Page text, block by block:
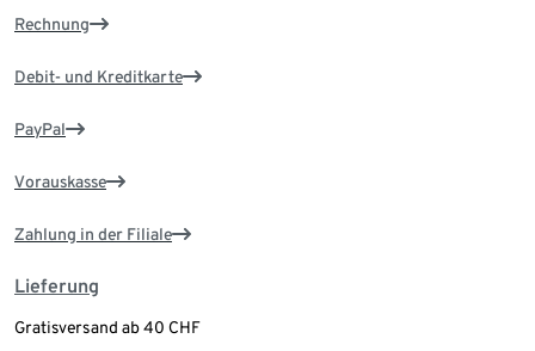
Rechnung
Debit- und Kreditkarte
PayPal
Vorauskasse
Zahlung in der Filiale
Lieferung
Gratisversand ab 40 CHF